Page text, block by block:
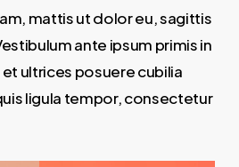
mattis ut dolor eu, sagittis
ante ipsum primis in
ultrices posuere cubilia
ligula tempor, consectetur